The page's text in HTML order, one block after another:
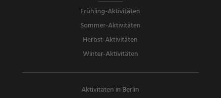
Frühling-Aktivitäten
Sommer-Aktivitäten
Herbst-Aktivitäten
Winter-Aktivitäten
Aktivitäten in Berlin